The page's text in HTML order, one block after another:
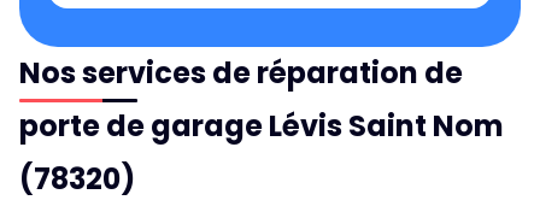
Nos services de réparation de
porte de garage Lévis Saint Nom
(78320)